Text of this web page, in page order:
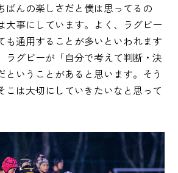
ばんの楽しさだと僕は思ってるの
大事にしています。よく、ラグビー
も通用することが多いといわれます
ラグビーが「自分で考えて判断・決
ということがあると思います。そう
こは大切にしていきたいなと思って